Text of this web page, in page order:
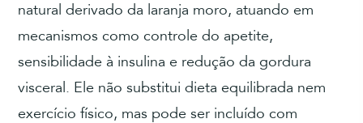
natural derivado da laranja moro, atuando em
mecanismos como controle do apetite,
sensibilidade à insulina e redução da gordura
visceral. Ele não substitui dieta equilibrada nem
exercício físico, mas pode ser incluído com